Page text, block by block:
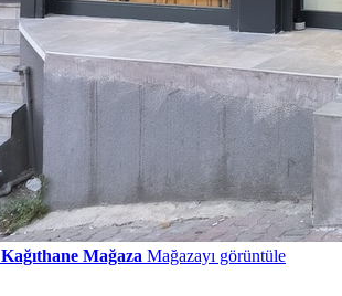
Kağıthane Mağaza Mağazayı görüntüle